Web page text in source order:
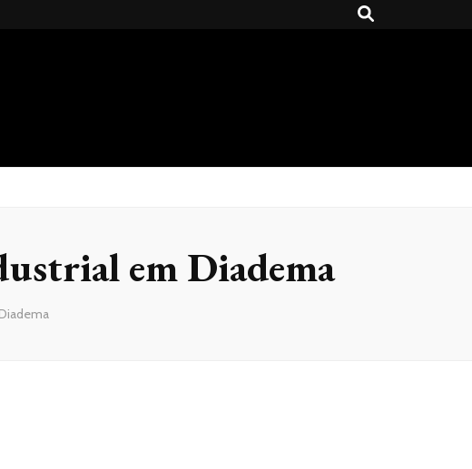
em Diadema